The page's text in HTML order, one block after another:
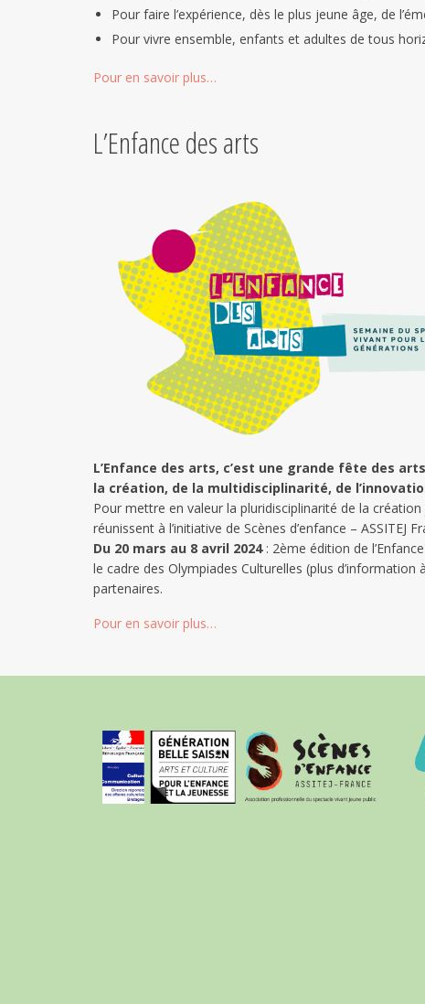
Pour faire l’expérience, dès le plus jeune âge, de
Pour vivre ensemble, enfants et adultes de tous
Pour en savoir plus…
L’Enfance des arts
L’Enfance des arts, c’est une grande fête des
la création, de la multidisciplinarité, de
Pour mettre en valeur la pluridisciplinarité de la
réunissent à l’initiative de Scènes d’enfance –
Du 20 mars au 8 avril 2024: 2ème édition de
le cadre des Olympiades Culturelles (plus
partenaires.
Pour en savoir plus…